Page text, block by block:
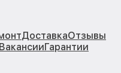
ДоставкаОтзывы
ВакансииГарантии